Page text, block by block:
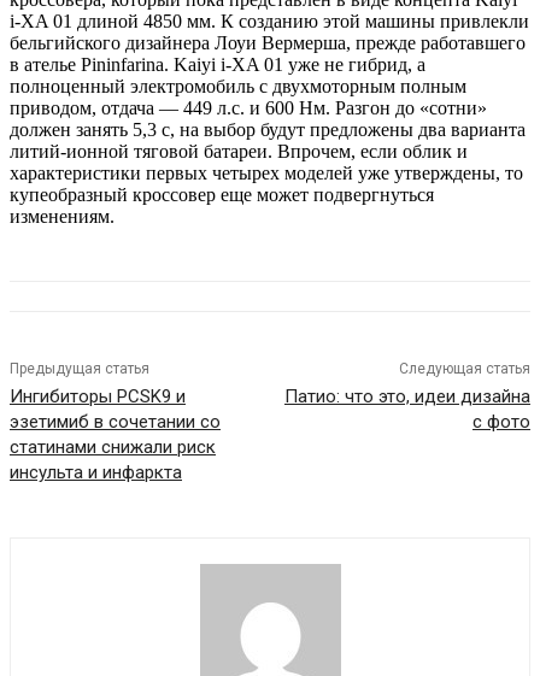
i-XA 01 длиной 4850 мм. К созданию этой машины привлекли
бельгийского дизайнера Лоуи Вермерша, прежде работавшего
в ателье Pininfarina. Kaiyi i-XA 01 уже не гибрид, а
полноценный электромобиль с двухмоторным полным
приводом, отдача — 449 л.с. и 600 Нм. Разгон до «сотни»
должен занять 5,3 с, на выбор будут предложены два варианта
литий-ионной тяговой батареи. Впрочем, если облик и
характеристики первых четырех моделей уже утверждены, то
купеобразный кроссовер еще может подвергнуться
изменениям.
Предыдущая статья
Ингибиторы PCSK9 и
эзетимиб в сочетании со
статинами снижали риск
инсульта и инфаркта
Следующая статья
Патио: что это, идеи дизайна
с фото